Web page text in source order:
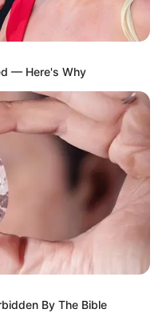
— Here's Why
By The Bible